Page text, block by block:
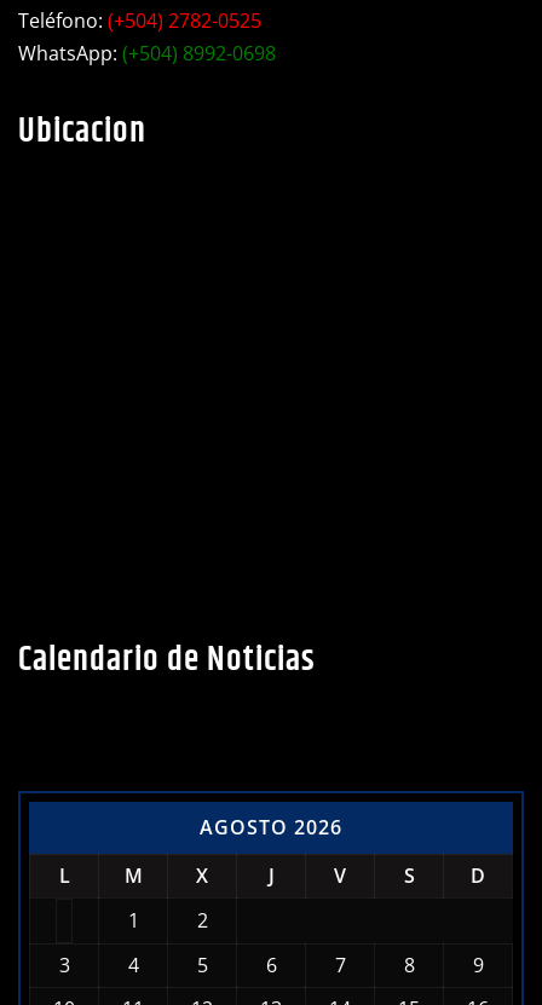
WhatsApp:(+504) 8992-0698
Ubicacion
Calendario de Noticias
AGOSTO 2026
L
M X J V S
D